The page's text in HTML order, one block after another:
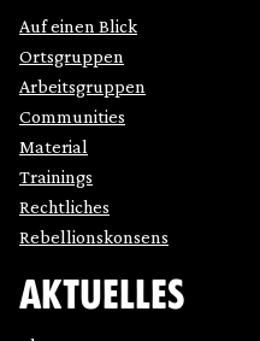
Auf einen Blick
Ortsgruppen
Arbeitsgruppen
Communities
Material
Trainings
Rechtliches
Rebellionskonsens
AKTUELLES